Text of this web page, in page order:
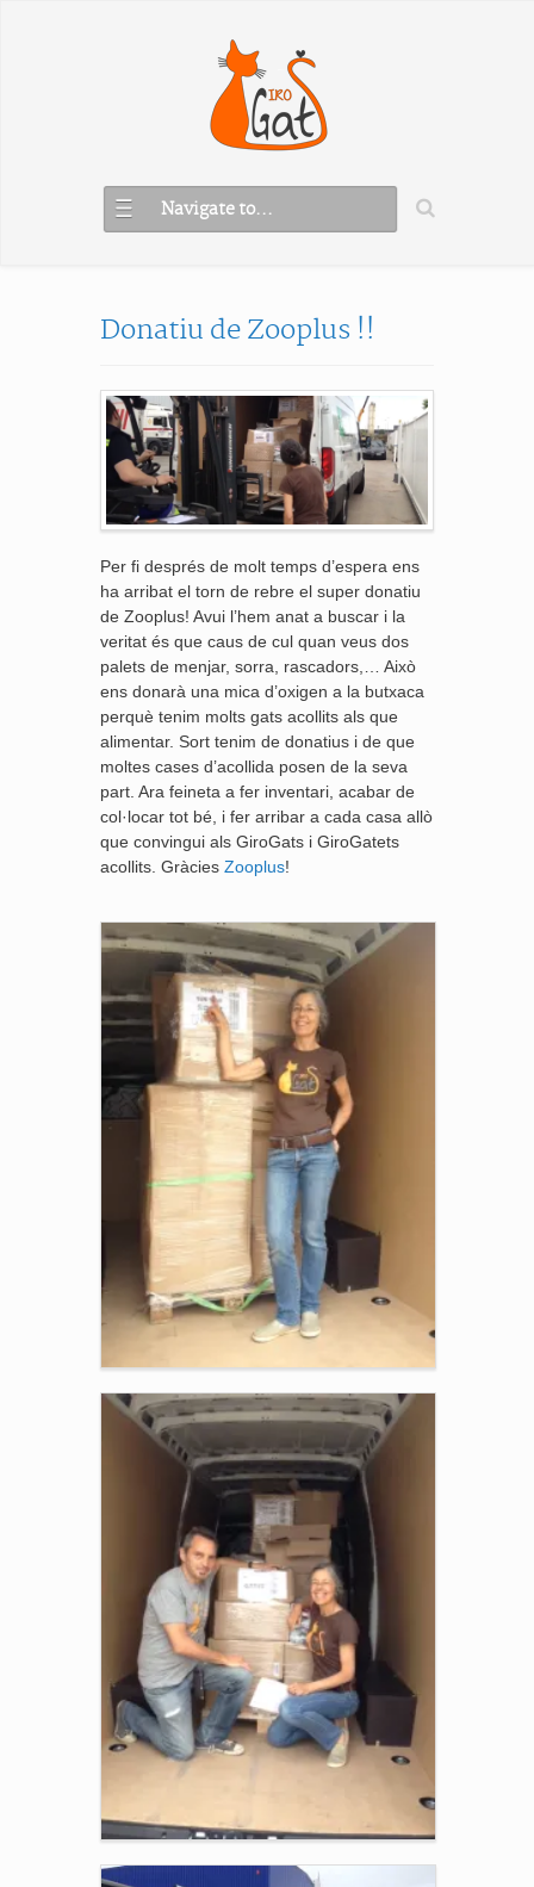
Navigate to...
Donatiu de Zooplus !!
Per fi després de molt temps d’espera ens
ha arribat el torn de rebre el super donatiu
de Zooplus! Avui l’hem anat a buscar i la
veritat és que caus de cul quan veus dos
palets de menjar, sorra, rascadors,… Això
ens donarà una mica d’oxigen a la butxaca
perquè tenim molts gats acollits als que
alimentar. Sort tenim de donatius i de que
moltes cases d’acollida posen de la seva
part. Ara feineta a fer inventari, acabar de
col·locar tot bé, i fer arribar a cada casa allò
que convingui als GiroGats i GiroGatets
acollits. Gràcies Zooplus!